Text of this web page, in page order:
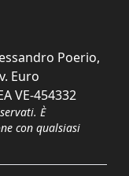
Poerio,
Euro
VE-454332
È
con qualsiasi